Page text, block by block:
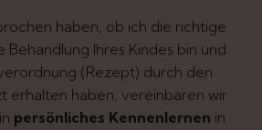
haben, ob ich die richtige
Ihres Kindes bin und
(Rezept) durch den
erhalten haben, vereinbaren wir
persönliches Kennenlernen in